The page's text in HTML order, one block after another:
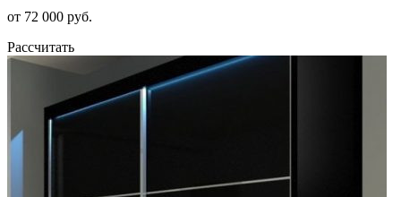
от 72 000 руб.
Рассчитать